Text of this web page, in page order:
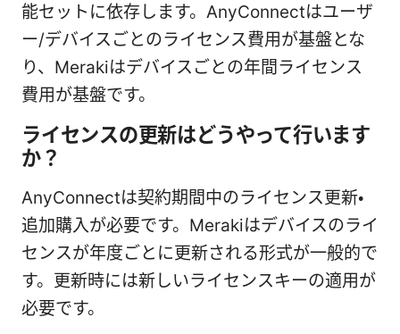
能セットに依存します。AnyConnectはユーザ
ー/デバイスごとのライセンス費用が基盤とな
り、Merakiはデバイスごとの年間ライセンス
費用が基盤です。
ライセンスの更新はどうやって行います
か？
AnyConnectは契約期間中のライセンス更新・
追加購入が必要です。Merakiはデバイスのライ
センスが年度ごとに更新される形式が一般的で
す。更新時には新しいライセンスキーの適用が
必要です。